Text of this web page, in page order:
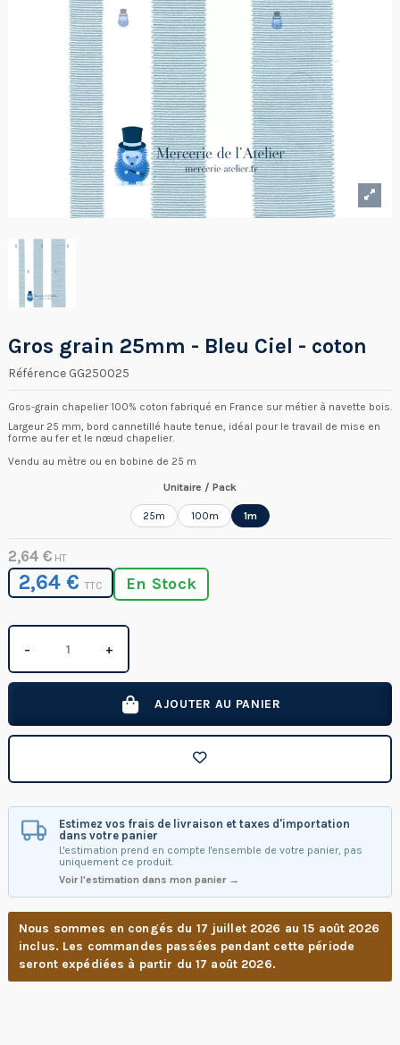
Gros grain 25mm - Bleu Ciel - coton
Référence GG250025
Gros-grain chapelier 100% coton fabriqué en France sur métier à navette bois.
Largeur 25 mm, bord cannetillé haute tenue, idéal pour le travail de mise en
forme au fer et le nœud chapelier.
Vendu au mètre ou en bobine de 25 m
Unitaire / Pack
25m 100m 1m
En Stock
2,64 € HT
2,64 €TTC
− +
AJOUTER AU PANIER
Estimez vos frais de livraison et taxes d'importation
dans votre panier
L'estimation prend en compte l'ensemble de votre panier, pas
uniquement ce produit.
Voir l'estimation dans mon panier →
Nous sommes en congés du 17 juillet 2026 au 15 août 2026
inclus. Les commandes passées pendant cette période
seront expédiées à partir du 17 août 2026.